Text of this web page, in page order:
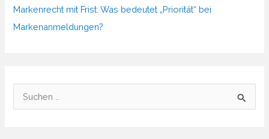
Markenrecht mit Frist: Was bedeutet „Priorität“ bei
Markenanmeldungen?
u